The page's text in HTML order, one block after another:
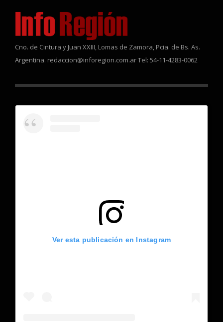
Cno. de Cintura y Juan XXIII, Lomas de Zamora, Pcia. de Bs. As.
Argentina. redaccion@inforegion.com.ar Tel: 54-11-4283-0062
Ver esta publicación en Instagram